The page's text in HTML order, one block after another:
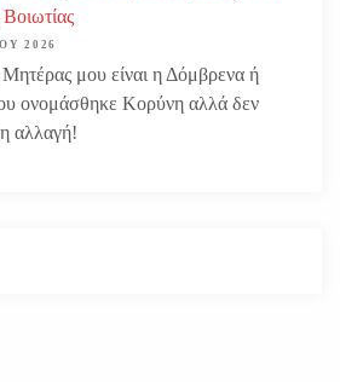
2026
μου είναι η Δόμβρενα ή
ονομάσθηκε Κορύνη αλλά δεν
αλλαγή!